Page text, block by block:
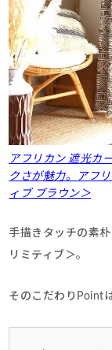
アフリカン 遮光カ
クさが魅力。アフ
ィブ ブラウン＞
手描きタッチの素
リミティブ＞。
そのこだわりPoint